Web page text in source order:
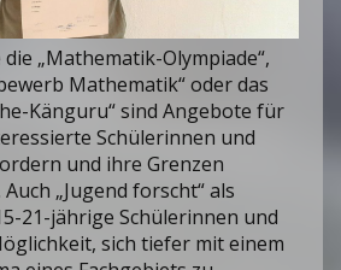
„Mathematik-Olympiade“,
Mathematik“ oder das
Känguru“ sind Angebote für
Schülerinnen und
und ihre Grenzen
„Jugend forscht“ als
21-jährige Schülerinnen und
sich tiefer mit einem